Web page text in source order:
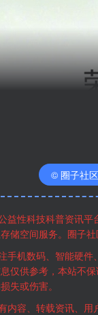
© 圈子社
益性科技科普资讯平
储空间服务。圈子
手机数码、智能硬件
仅供参考，本站不
失或伤害。
内容、转载资讯、